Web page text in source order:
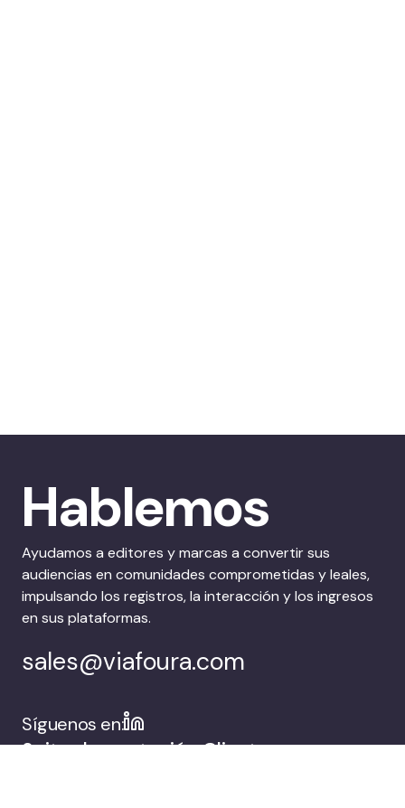
Hablemos
Ayudamos a editores y marcas a convertir sus
audiencias en comunidades comprometidas y leales,
impulsando los registros, la interacción y los ingresos
en sus plataformas.
sales@viafoura.com
Síguenos en:
Suite de captación Clientes